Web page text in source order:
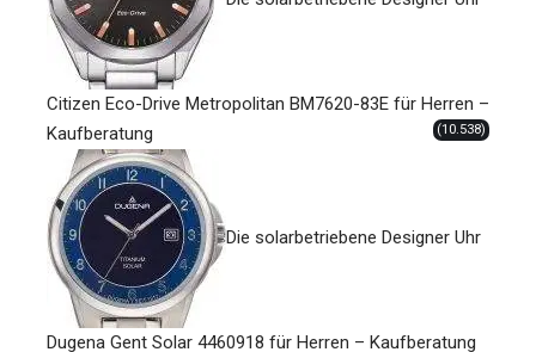
Citizen Eco-Drive Metropolitan BM7620-83E für Herren –
Kaufberatung
(10.538)
Die solarbetriebene Designer Uhr
Dugena Gent Solar 4460918 für Herren – Kaufberatung